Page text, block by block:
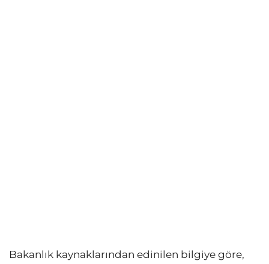
Bakanlık kaynaklarından edinilen bilgiye göre,